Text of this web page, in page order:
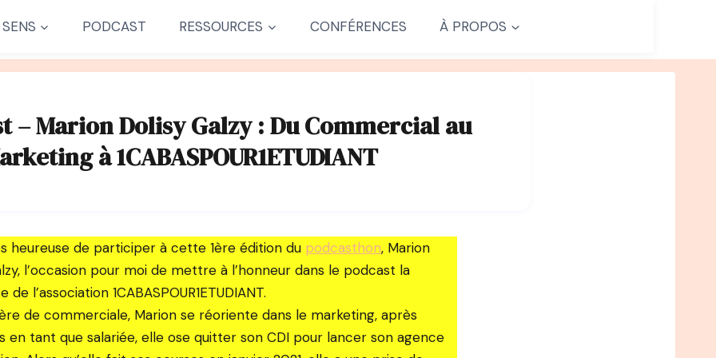
PODCAST RESSOURCES CONFÉRENCES À PROPOS
– Marion Dolisy Galzy : Du Commercial au
à 1CABASPOUR1ETUDIANT
heureuse de participer à cette 1ère édition du podcasthon, Marion
l’occasion pour moi de mettre à l’honneur dans le podcast la
l’association 1CABASPOUR1ETUDIANT.
de commerciale, Marion se réoriente dans le marketing, après
en tant que salariée, elle ose quitter son CDI pour lancer son agence